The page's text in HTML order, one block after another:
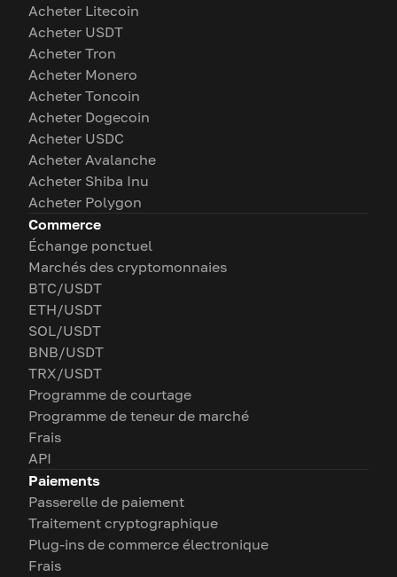
Acheter Litecoin
Acheter USDT
Acheter Tron
Acheter Monero
Acheter Toncoin
Acheter Dogecoin
Acheter USDC
Acheter Avalanche
Acheter Shiba Inu
Acheter Polygon
Commerce
Échange ponctuel
Marchés des cryptomonnaies
BTC/USDT
ETH/USDT
SOL/USDT
BNB/USDT
TRX/USDT
Programme de courtage
Programme de teneur de marché
Frais
API
Paiements
Passerelle de paiement
Traitement cryptographique
Plug-ins de commerce électronique
Frais